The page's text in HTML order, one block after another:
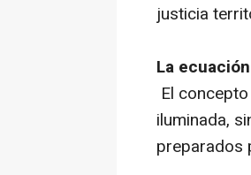
justicia
La
El
iluminada,
preparados